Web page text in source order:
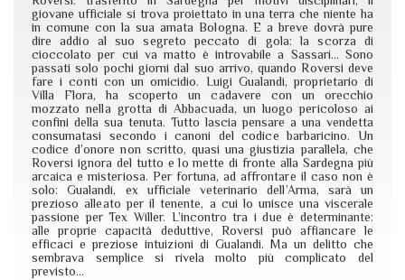
giovane ufficiale si trova proiettato in una terra che niente ha
in comune con la sua amata Bologna. E a breve dovrà pure
dire addio al suo segreto peccato di gola: la scorza di
cioccolato per cui va matto è introvabile a Sassari… Sono
passati solo pochi giorni dal suo arrivo, quando Roversi deve
fare i conti con un omicidio. Luigi Gualandi, proprietario di
Villa Flora, ha scoperto un cadavere con un orecchio
mozzato nella grotta di Abbacuada, un luogo pericoloso ai
confini della sua tenuta. Tutto lascia pensare a una vendetta
consumatasi secondo i canoni del codice barbaricino. Un
codice d’onore non scritto, quasi una giustizia parallela, che
Roversi ignora del tutto e lo mette di fronte alla Sardegna più
arcaica e misteriosa. Per fortuna, ad affrontare il caso non è
solo: Gualandi, ex ufficiale veterinario dell’Arma, sarà un
prezioso alleato per il tenente, a cui lo unisce una viscerale
passione per Tex Willer. L’incontro tra i due è determinante:
alle proprie capacità deduttive, Roversi può affiancare le
efficaci e preziose intuizioni di Gualandi. Ma un delitto che
sembrava semplice si rivela molto più complicato del
previsto…